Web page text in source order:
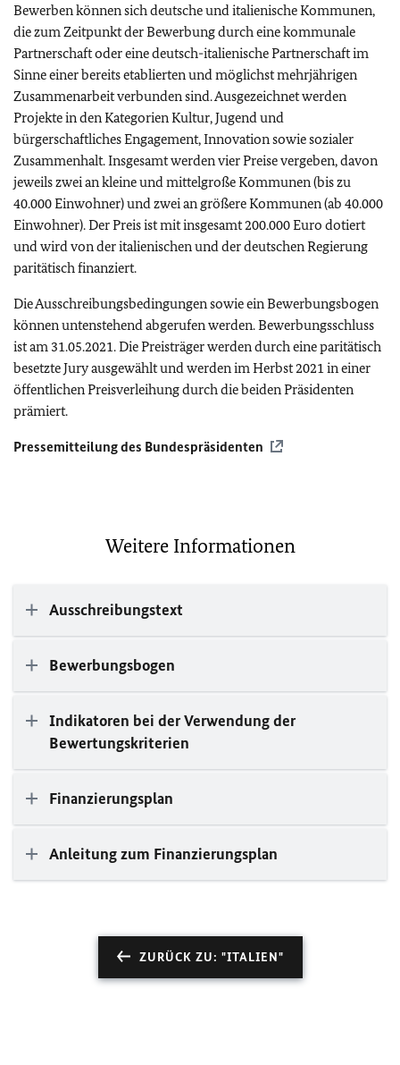
Bewerben können sich deutsche und italienische Kommunen,
die zum Zeitpunkt der Bewerbung durch eine kommunale
Partnerschaft oder eine deutsch-italienische Partnerschaft im
Sinne einer bereits etablierten und möglichst mehrjährigen
Zusammenarbeit verbunden sind. Ausgezeichnet werden
Projekte in den Kategorien Kultur, Jugend und
bürgerschaftliches Engagement, Innovation sowie sozialer
Zusammenhalt. Insgesamt werden vier Preise vergeben, davon
jeweils zwei an kleine und mittelgroße Kommunen (bis zu
40.000 Einwohner) und zwei an größere Kommunen (ab 40.000
Einwohner). Der Preis ist mit insgesamt 200.000 Euro dotiert
und wird von der italienischen und der deutschen Regierung
paritätisch finanziert.
Die Ausschreibungsbedingungen sowie ein Bewerbungsbogen
können untenstehend abgerufen werden. Bewerbungsschluss
ist am 31.05.2021. Die Preisträger werden durch eine paritätisch
besetzte Jury ausgewählt und werden im Herbst 2021 in einer
öffentlichen Preisverleihung durch die beiden Präsidenten
prämiert.
Pressemitteilung des Bundespräsidenten
Weitere Informationen
Ausschreibungstext
Bewerbungsbogen
Indikatoren bei der Verwendung der
Bewertungskriterien
Finanzierungsplan
Anleitung zum Finanzierungsplan
ZURÜCK ZU: "ITALIEN"